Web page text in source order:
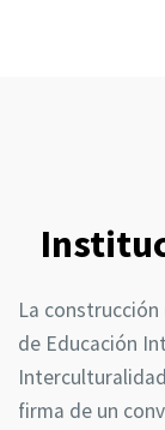
La
de Educación
Interculturalidad
firma de un